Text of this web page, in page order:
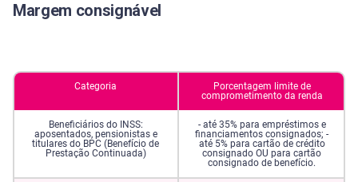
Margem consignável
Categoria
Porcentagem limite de
comprometimento da renda
Beneficiários do INSS:
aposentados, pensionistas e
titulares do BPC (Benefício de
Prestação Continuada)
- até 35% para empréstimos e
financiamentos consignados; -
até 5% para cartão de crédito
consignado OU para cartão
consignado de benefício.